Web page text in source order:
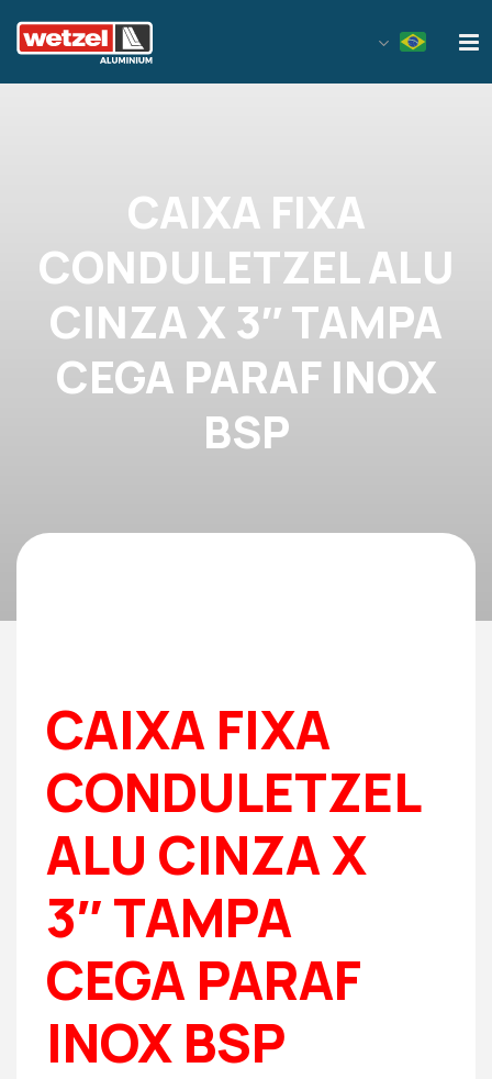
CAIXA FIXA
CONDULETZEL ALU
CINZA X 3″ TAMPA
CEGA PARAF INOX
BSP
CAIXA FIXA
CONDULETZEL
ALU CINZA X
3″ TAMPA
CEGA PARAF
INOX BSP